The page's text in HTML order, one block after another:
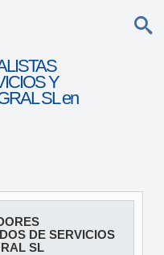
Y
SL en
DE SERVICIOS
SL